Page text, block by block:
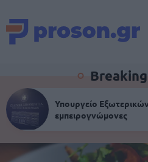
Υπουργείο
εμπειρογνώμονες